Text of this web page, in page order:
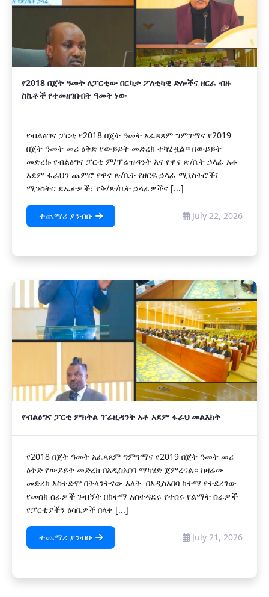
የ2018 በጀት ዓመት ለፓርቲው በርካታ ፖለቲካዊ ድሎችና ዘርፈ ብዙ
ስኬቶች የተመዘገቡበት ዓመት ነው
የብልፅግና ፓርቲ የ2018 በጀት ዓመት አፈጻጸም ግምገማና የ2019
በጀት ዓመት መሪ ዕቅድ የውይይት መድረክ ተካሂዷል። በውይይት
መድረኩ የብልፅግና ፓርቲ ም/ፕሬዝዳንት እና የዋና ጽ/ቤት ኃላፊ አቶ
አደም ፋራህን ጨምሮ የዋና ጽ/ቤት የዘርፍ ኃላፊ ሚኒስትሮች፣
ሚንስትር ደኤታዎች፣ የቅ/ጽ/ቤት ኃላፊዎችና [...]
ተጨማሪ ያንብቡ July 22, 2026
የብልፅግና ፓርቲ ምክትል ፕሬዚዳንት አቶ አደም ፋራህ መልእክት
የ2018 በጀት ዓመት አፈጻጸም ግምገማና የ2019 በጀት ዓመት መሪ
ዕቅድ የውይይት መድረክ በአዲስአበባ ማካሄድ ጀምረናል። ከዛሬው
መድረክ አስቀድሞ በትላንትናው እለት በአዲስአበባ ከተማ የተደረገው
የመስክ ስራዎች ጉብኝት በከተማ አስተዳደሩ የተሰሩ የልማት ስራዎች
የፓርቲያችን ዕሳቤዎች በላቀ [...]
ተጨማሪ ያንብቡ July 21, 2026